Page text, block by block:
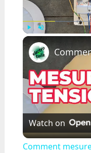
Watch on
Comment